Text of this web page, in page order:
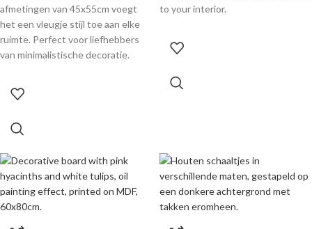
afmetingen van 45x55cm voegt
het een vleugje stijl toe aan elke
ruimte. Perfect voor liefhebbers
van minimalistische decoratie.
to your interior.